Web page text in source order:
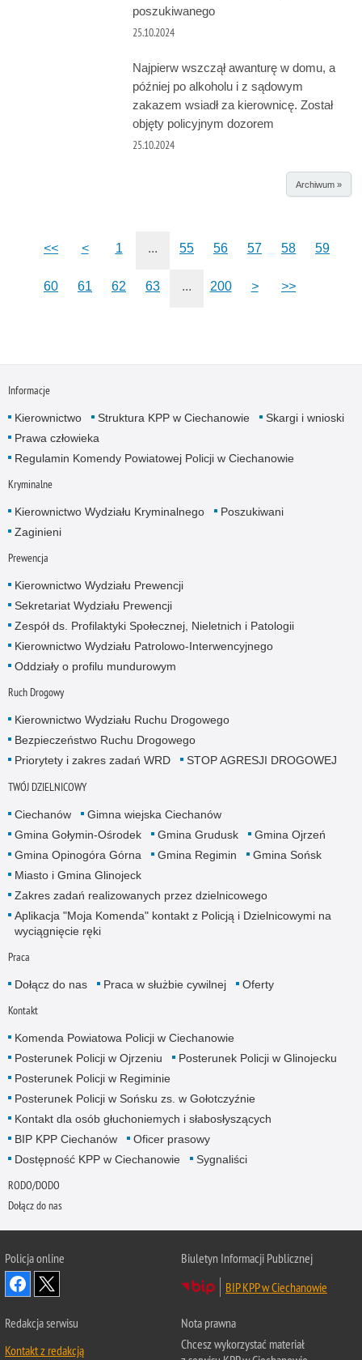
poszukiwanego
25.10.2024
Najpierw wszczął awanturę w domu, a
później po alkoholu i z sądowym
zakazem wsiadł za kierownicę. Został
objęty policyjnym dozorem
25.10.2024
Archiwum »
<< < 1 ... 55 56 57 58 59
60 61 62 63 ... 200 > >>
Informacje
Kierownictwo Struktura KPP w Ciechanowie
Skargi i wnioski
Prawa człowieka
Regulamin Komendy Powiatowej Policji w Ciechanowie
Kryminalne
Kierownictwo Wydziału Kryminalnego
Poszukiwani
Zaginieni
Prewencja
Kierownictwo Wydziału Prewencji
Sekretariat Wydziału Prewencji
Zespół ds. Profilaktyki Społecznej, Nieletnich i Patologii
Kierownictwo Wydziału Patrolowo-Interwencyjnego
Oddziały o profilu mundurowym
Ruch Drogowy
Kierownictwo Wydziału Ruchu Drogowego
Bezpieczeństwo Ruchu Drogowego
Priorytety i zakres zadań WRD
STOP AGRESJI DROGOWEJ
TWÓJ DZIELNICOWY
Ciechanów
Gimna wiejska Ciechanów
Gmina Gołymin-Ośrodek
Gmina Grudusk
Gmina Ojrzeń
Gmina Opinogóra Górna
Gmina Regimin
Gmina Sońsk
Miasto i Gmina Glinojeck
Zakres zadań realizowanych przez dzielnicowego
Aplikacja "Moja Komenda" kontakt z Policją i Dzielnicowymi na
wyciągnięcie ręki
Praca
Dołącz do nas Praca w służbie cywilnej Oferty
Kontakt
Komenda Powiatowa Policji w Ciechanowie
Posterunek Policji w Ojrzeniu
Posterunek Policji w Glinojecku
Posterunek Policji w Regiminie
Posterunek Policji w Sońsku zs. w Gołotczyźnie
Kontakt dla osób głuchoniemych i słabosłyszących
BIP KPP Ciechanów
Oficer prasowy
Dostępność KPP w Ciechanowie
Sygnaliści
RODO/DODO
Dołącz do nas
Policja online
Biuletyn Informacji Publicznej
BIP KPP w Ciechanowie
Redakcja serwisu
Kontakt z redakcją
Nota prawna
Chcesz wykorzystać materiał